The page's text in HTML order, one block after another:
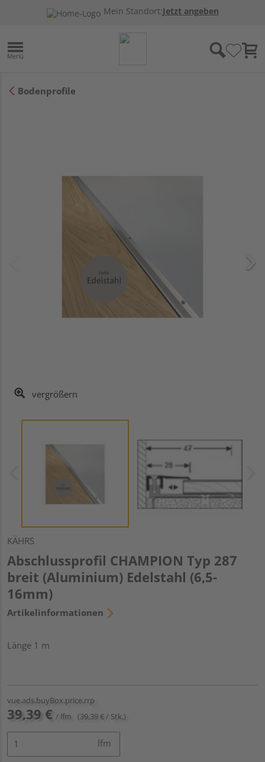
Mein Standort:Jetzt angeben
Bodenprofile
vergrößern
KÄHRS
Abschlussprofil CHAMPION Typ 287
breit (Aluminium) Edelstahl (6,5-
16mm)
Artikelinformationen
Länge 1 m
vue.ads.buyBox.price.rrp
39,39 € / lfm (39,39 € / Stk.)
lfm